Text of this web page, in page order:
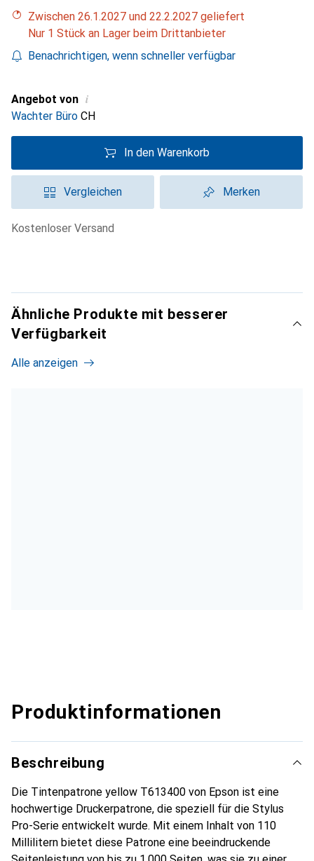
Zwischen 26.1.2027 und 22.2.2027 geliefert
Nur 1 Stück an Lager beim Drittanbieter
Benachrichtigen, wenn schneller verfügbar
Angebot von i
Wachter Büro CH
In den Warenkorb
Vergleichen Merken
kostenloser Versand
Ähnliche Produkte mit besserer
Verfügbarkeit
Alle anzeigen
Produktinformationen
Beschreibung
Die Tintenpatrone yellow T613400 von Epson ist eine
hochwertige Druckerpatrone, die speziell für die Stylus
Pro-Serie entwickelt wurde. Mit einem Inhalt von 110
Millilitern bietet diese Patrone eine beeindruckende